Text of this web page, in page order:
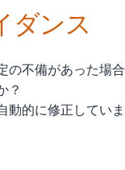
ダンス
の不備があった場
？
動的に修正してい